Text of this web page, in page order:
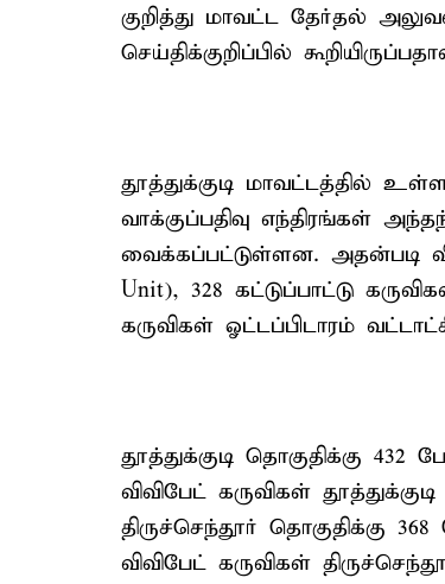
குறித்து மாவட்ட தேர்தல்
செய்திக்குறிப்பில்
தூத்துக்குடி மாவட்டத்தில்
வாக்குப்பதிவு எந்திரங்கள்
வைக்கப்பட்டுள்ளன. அதன்படி
Unit), 328 கட்டுப்பாட்டு
கருவிகள் ஓட்டப்பிடாரம்
தூத்துக்குடி தொகுதிக்கு 432
விவிபேட் கருவிகள்
திருச்செந்தூர் தொகுதிக்கு
விவிபேட் கருவிகள்